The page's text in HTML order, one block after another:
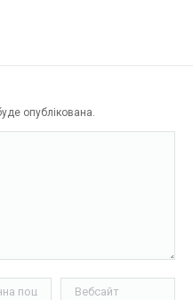
опублікована.
пошта * Вебсайт